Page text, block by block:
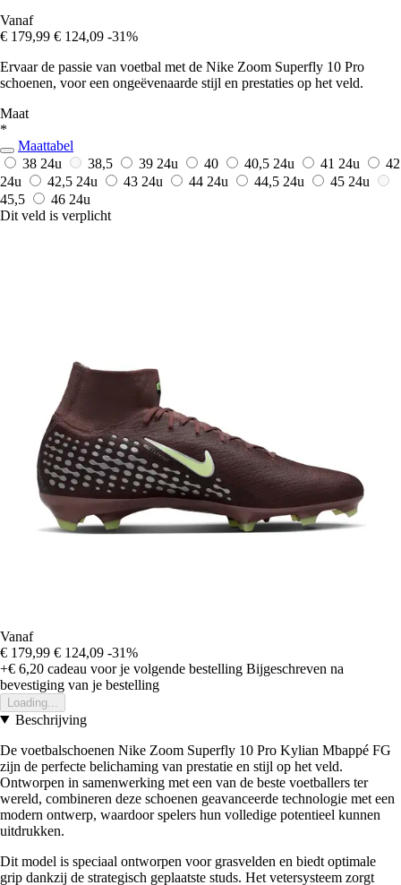
Vanaf
€ 179,99 € 124,09 -31%
Ervaar de passie van voetbal met de Nike Zoom Superfly 10 Pro
schoenen, voor een ongeëvenaarde stijl en prestaties op het veld.
Maat
*
Maattabel
38 24u 38,5 39 24u 40 40,5 24u 41 24u
42
24u
42,5 24u 43 24u 44 24u 44,5 24u 45 24u
45,5
46 24u
Dit veld is verplicht
Vanaf
€ 179,99 € 124,09 -31%
+€ 6,20 cadeau voor je volgende bestelling Bijgeschreven na
bevestiging van je bestelling
Loading...
Beschrijving
De voetbalschoenen Nike Zoom Superfly 10 Pro Kylian Mbappé FG
zijn de perfecte belichaming van prestatie en stijl op het veld.
Ontworpen in samenwerking met een van de beste voetballers ter
wereld, combineren deze schoenen geavanceerde technologie met een
modern ontwerp, waardoor spelers hun volledige potentieel kunnen
uitdrukken.
Dit model is speciaal ontworpen voor grasvelden en biedt optimale
grip dankzij de strategisch geplaatste studs. Het vetersysteem zorgt